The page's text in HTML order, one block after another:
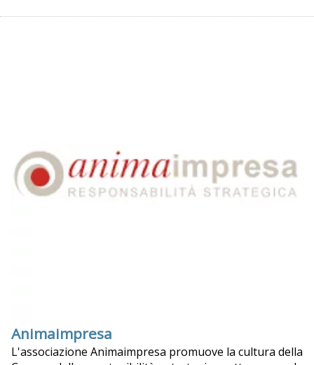
Animaimpresa
L'associazione Animaimpresa promuove la cultura della